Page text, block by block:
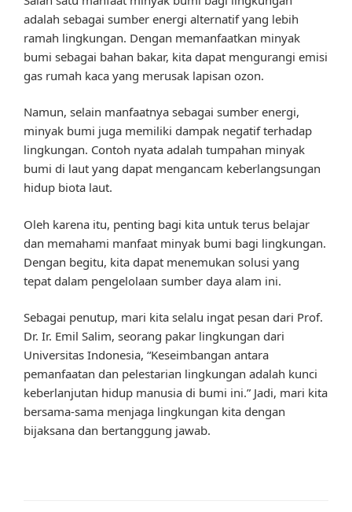
adalah sebagai sumber energi alternatif yang lebih
ramah lingkungan. Dengan memanfaatkan minyak
bumi sebagai bahan bakar, kita dapat mengurangi emisi
gas rumah kaca yang merusak lapisan ozon.
Namun, selain manfaatnya sebagai sumber energi,
minyak bumi juga memiliki dampak negatif terhadap
lingkungan. Contoh nyata adalah tumpahan minyak
bumi di laut yang dapat mengancam keberlangsungan
hidup biota laut.
Oleh karena itu, penting bagi kita untuk terus belajar
dan memahami manfaat minyak bumi bagi lingkungan.
Dengan begitu, kita dapat menemukan solusi yang
tepat dalam pengelolaan sumber daya alam ini.
Sebagai penutup, mari kita selalu ingat pesan dari Prof.
Dr. Ir. Emil Salim, seorang pakar lingkungan dari
Universitas Indonesia, “Keseimbangan antara
pemanfaatan dan pelestarian lingkungan adalah kunci
keberlanjutan hidup manusia di bumi ini.” Jadi, mari kita
bersama-sama menjaga lingkungan kita dengan
bijaksana dan bertanggung jawab.